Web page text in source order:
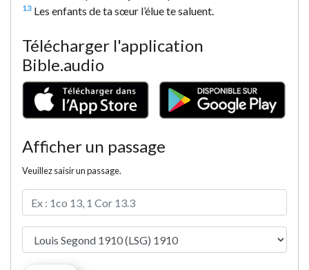
13 Les enfants de ta sœur l’élue te saluent.
Télécharger l'application
Bible.audio
Afficher un passage
Veuillez saisir un passage.